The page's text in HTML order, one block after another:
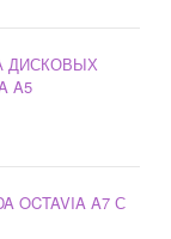
ДИСКОВЫХ
A5
OCTAVIA A7 С